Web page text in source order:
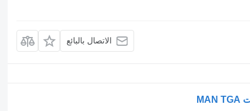
الاتصال بالبائع